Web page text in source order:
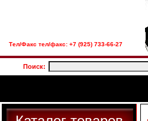
Тел/Факс тел/факс: +7 (925) 733-66-27
Поиск: